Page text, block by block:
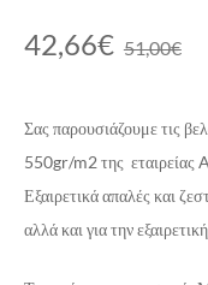
51,00€
42,66€
Σας παρουσιάζουμε τις
550gr/m2 της εταιρείας
Εξαιρετικά απαλές και
αλλά και για την